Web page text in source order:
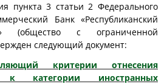
пункта 3 статьи 2 Федерального
Банк «Республиканский
(общество с ограниченной
следующий документ:
критерии отнесения
категории иностранных